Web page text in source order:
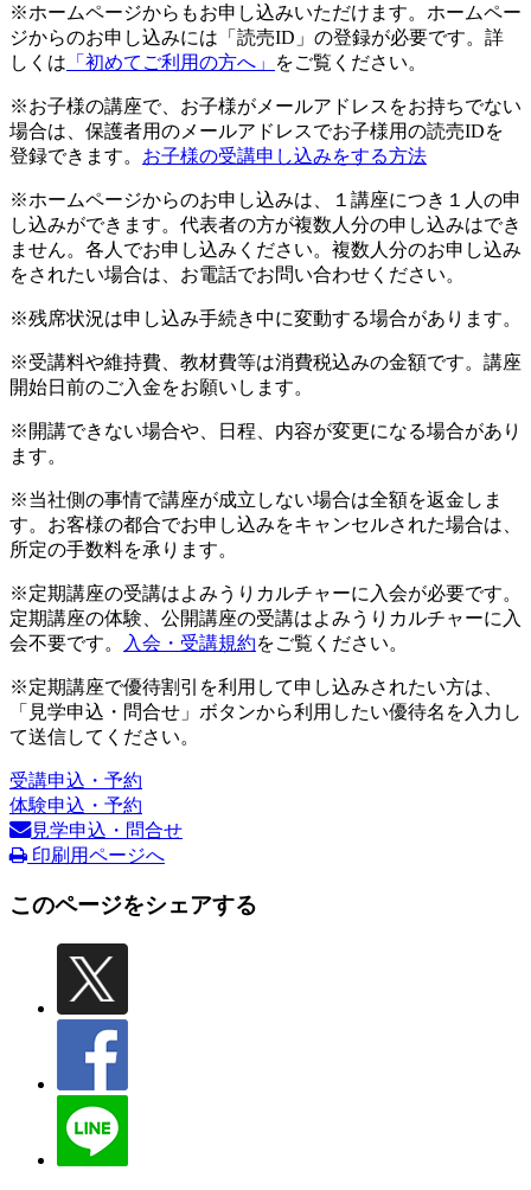
※ホームページからもお申し込みいただけます。ホームペー
ジからのお申し込みには「読売ID」の登録が必要です。詳
しくは 「初めてご利用の方へ」 をご覧ください。
※お子様の講座で、お子様がメールアドレスをお持ちでない
場合は、保護者用のメールアドレスでお子様用の読売IDを
登録できます。 お子様の受講申し込みをする方法
※ホームページからのお申し込みは、１講座につき１人の申
し込みができます。代表者の方が複数人分の申し込みはでき
ません。各人でお申し込みください。複数人分のお申し込み
をされたい場合は、お電話でお問い合わせください。
※残席状況は申し込み手続き中に変動する場合があります。
※受講料や維持費、教材費等は消費税込みの金額です。講座
開始日前のご入金をお願いします。
※開講できない場合や、日程、内容が変更になる場合があり
ます。
※当社側の事情で講座が成立しない場合は全額を返金しま
す。お客様の都合でお申し込みをキャンセルされた場合は、
所定の手数料を承ります。
※定期講座の受講はよみうりカルチャーに入会が必要です。
定期講座の体験、公開講座の受講はよみうりカルチャーに入
会不要です。
入会・受講規約をご覧ください。
※定期講座で優待割引を利用して申し込みされたい方は、
「見学申込・問合せ」ボタンから利用したい優待名を入力し
て送信してください。
受講申込・予約
体験申込・予約
見学申込・問合せ
印刷用ページへ
このページをシェアする